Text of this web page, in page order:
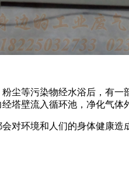
尘等污染物经水浴后，有
塔壁流入循环池，净化气体
对环境和人们的身体健康